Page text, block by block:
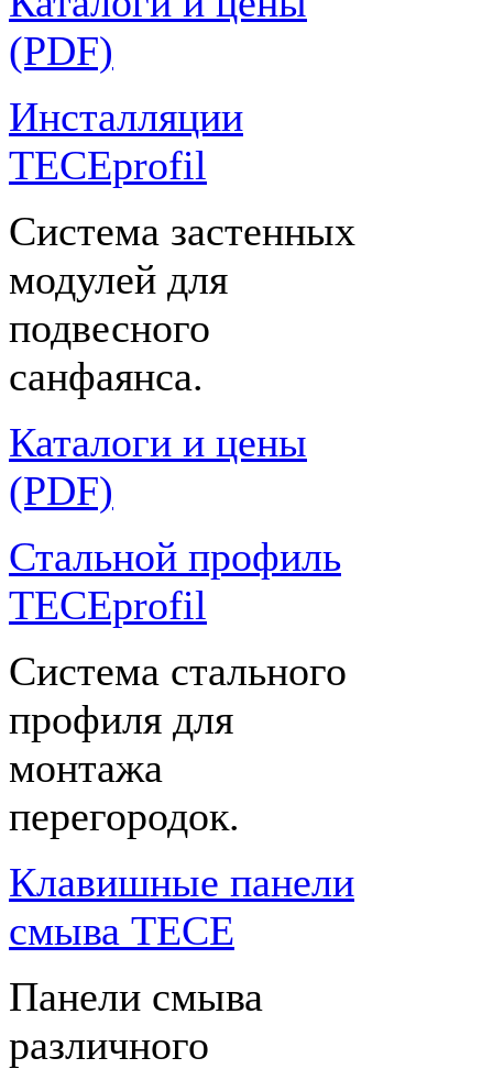
(PDF)
Инсталляции
TECEprofil
Система застенных
модулей для
подвесного
санфаянса.
Каталоги и цены
(PDF)
Стальной профиль
TECEprofil
Система стального
профиля для
монтажа
перегородок.
Клавишные панели
смыва TECE
Панели смыва
различного